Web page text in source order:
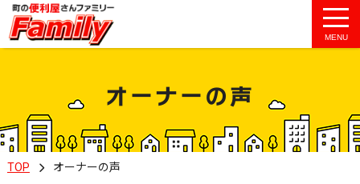
MENU
オーナーの声
TOP オーナーの声